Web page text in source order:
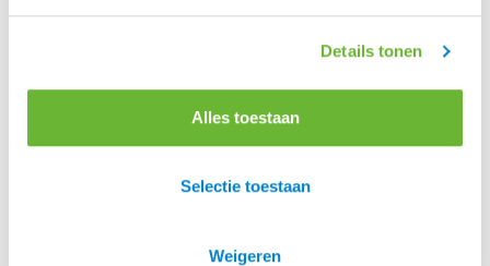
Details tonen
Alles toestaan
Selectie toestaan
Weigeren
idee dat het rustig is. Nog even afwachten
met de warme dagen die er aankomen.”
Michiel vroeg klant: waarom bestel je per 4?
Zij gaf aan dat ze bang is dat wij dadelijk
niet meer kan behandelen. Daarbij gaf ze
smeren, waarbij zij met 1 tube 3 weken